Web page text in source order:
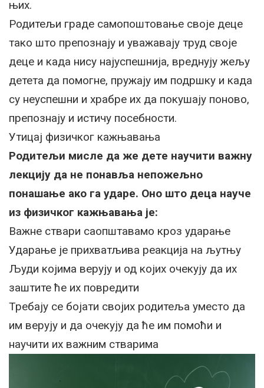
њих.
Родитељи граде самопоштовање своје деце
тако што препознају и уважавају труд своје
деце и када нису најуспешнија, вреднују жељу
детета да помогне, пружају им подршку и када
су неуспешни и храбре их да покушају поново,
препознају и истичу посебности.
Утицај физичког кажњавања
Родитељи мисле да же дете научити важну
лекцију да не понавља непожељно
понашање ако га ударе. Оно што деца науче
из физичког кажњавања је:
Важне ствари саопштавамо кроз ударање
Ударање је прихватљива реакција на љутњу
Људи којима верују и од којих очекују да их
заштите ће их повредити
Требају се бојати својих родитеља уместо да
им верују и да очекују да ће им помоћи и
научити их важним стварима